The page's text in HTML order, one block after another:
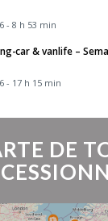
- 8 h 53 min
car & vanlife –
- 17 h 15 min
DE